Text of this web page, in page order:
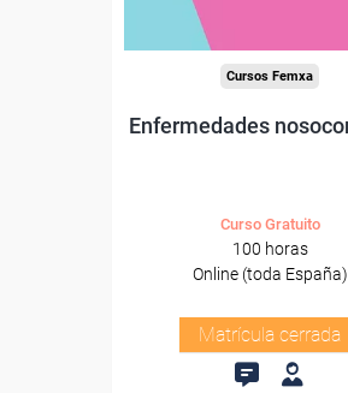
Cursos Femxa
Enfermedades
Curso Gratuito
100 horas
Online (toda España)
Matrícula cerrada